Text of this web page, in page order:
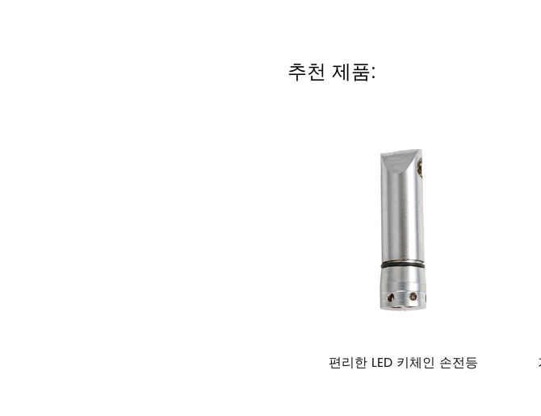
추천 제품:
가정용 이발기 충전식 전기 이발기 OH-